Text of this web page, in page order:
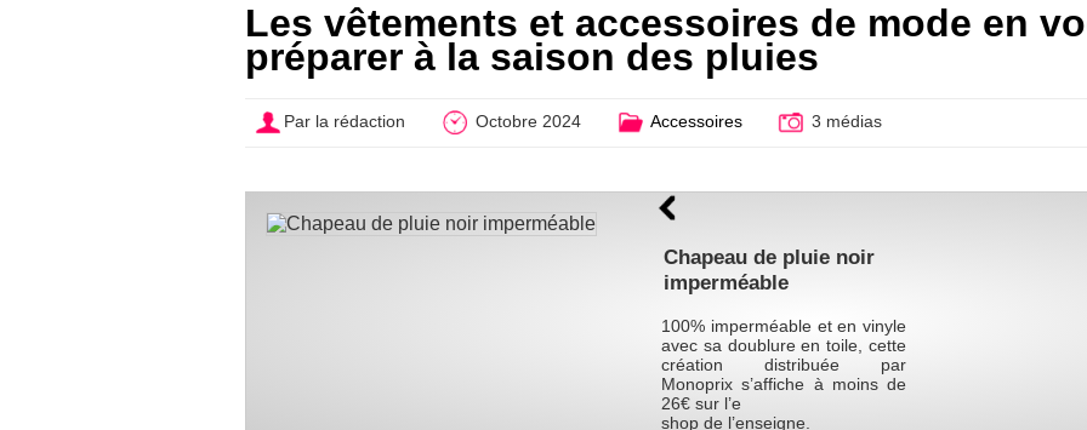
Les vêtements et accessoires de mode en
préparer à la saison des pluies
Par la rédaction Octobre 2024 Accessoires 3 médias
Chapeau de pluie noir
imperméable
100% imperméable et en vinyle
avec sa doublure en toile, cette
création distribuée par
Monoprix s’affiche à moins de
26€ sur l’e
shop de l’enseigne.